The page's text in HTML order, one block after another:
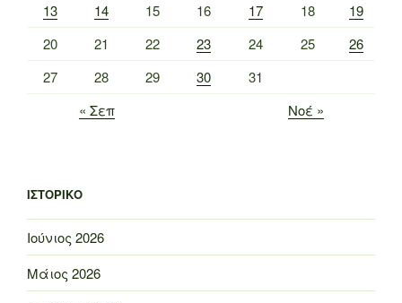
13
14 15 16 17 18
19
20
21 22 23 24 25
26
27
28 29 30
31
« Σεπ
Νοέ »
ΙΣΤΟΡΙΚΌ
Ιούνιος 2026
Μάιος 2026